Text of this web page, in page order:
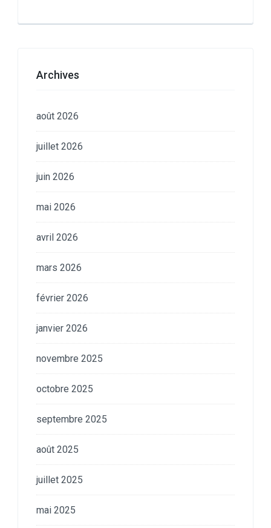
Archives
août 2026
juillet 2026
juin 2026
mai 2026
avril 2026
mars 2026
février 2026
janvier 2026
novembre 2025
octobre 2025
septembre 2025
août 2025
juillet 2025
mai 2025